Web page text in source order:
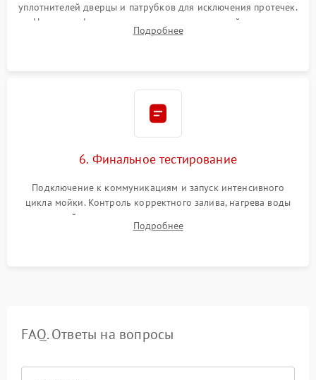
уплотнителей дверцы и патрубков для исключения протечек.
Надежная фиксация хомутов гидравлической системы,
сборка корпуса и установка датчика поплавка.
Подробнее
6. Финальное тестирование
Подключение к коммуникациям и запуск интенсивного
цикла мойки. Контроль корректного залива, нагрева воды
до нужной температуры, отсутствия посторонних шумов,
штатного слива и абсолютной сухости в поддоне.
Подробнее
FAQ. Ответы на вопросы